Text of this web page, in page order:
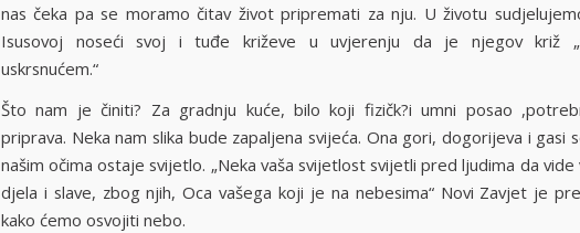
nas čeka pa se moramo čitav život pripremati za nju. U životu
Isusovoj noseći svoj i tuđe križeve u uvjerenju da je njegov križ
uskrsnućem.“
Što nam je činiti? Za gradnju kuće, bilo koji fizičk?i umni posao
priprava. Neka nam slika bude zapaljena svijeća. Ona gori, dogorijeva i gasi
našim očima ostaje svijetlo. „Neka vaša svijetlost svijetli pred ljudima da vide
djela i slave, zbog njih, Oca vašega koji je na nebesima“ Novi Zavjet je
kako ćemo osvojiti nebo.